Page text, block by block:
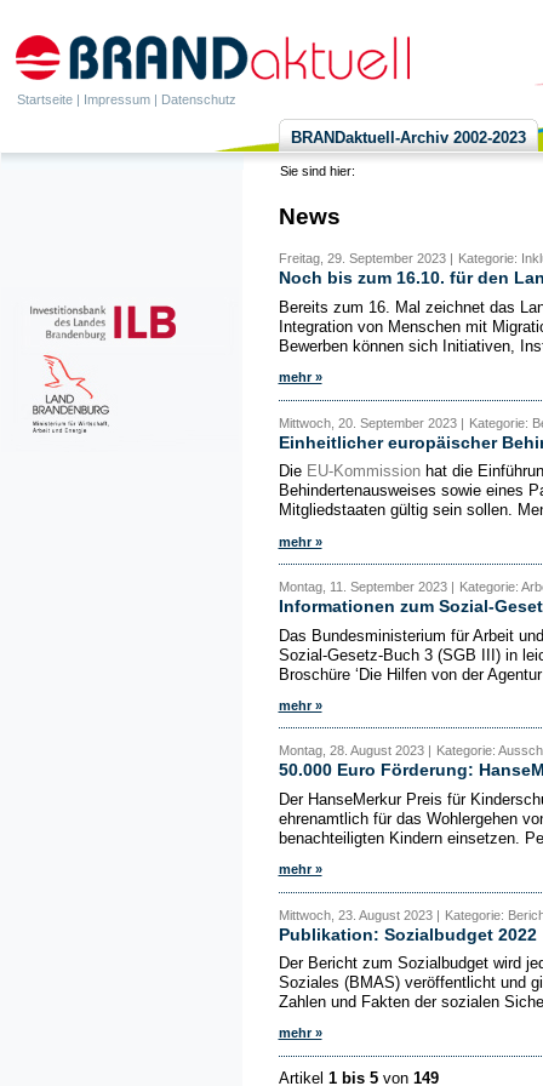
Startseite | Impressum | Datenschutz
BRANDaktuell-Archiv 2002-2023
Sie sind hier:
News
Freitag, 29. September 2023 | Kategorie:
Noch bis zum 16.10. für den
Bereits zum 16. Mal zeichnet das
Integration von Menschen mit
Bewerben können sich Initiativen,
mehr »
Mittwoch, 20. September 2023 | Kategorie:
Einheitlicher europäischer
Die EU-Kommissionhat die
Behindertenausweises sowie eines
Mitgliedstaaten gültig sein sollen.
mehr »
Montag, 11. September 2023 | Kategorie:
Informationen zum Sozial-
Das Bundesministerium für Arbeit
Sozial-Gesetz-Buch 3 (SGB III) in
Broschüre ‘Die Hilfen von der
mehr »
Montag, 28. August 2023 | Kategorie:
50.000 Euro Förderung:
Der HanseMerkur Preis für
ehrenamtlich für das Wohlergehen
benachteiligten Kindern einsetzen.
mehr »
Mittwoch, 23. August 2023 | Kategorie:
Publikation: Sozialbudget 2022
Der Bericht zum Sozialbudget wird
Soziales (BMAS) veröffentlicht und
Zahlen und Fakten der sozialen
mehr »
Artikel 1 bis 5von 149